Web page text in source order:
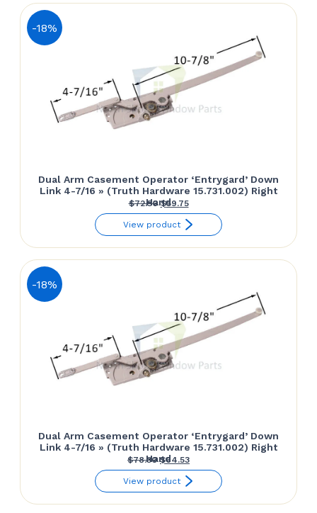
était :est :
-18%
Dual Arm Casement Operator ‘Entrygard’ Down
Link 4-7/16 » (Truth Hardware 15.731.002) Right
Hand
$72.50 Le
prix
était :
$59.75Le
prix
est :
View product
-18%
Dual Arm Casement Operator ‘Entrygard’ Down
Link 4-7/16 » (Truth Hardware 15.731.002) Right
Hand
$78.30 Le
prix
$64.53Le
prix
View product